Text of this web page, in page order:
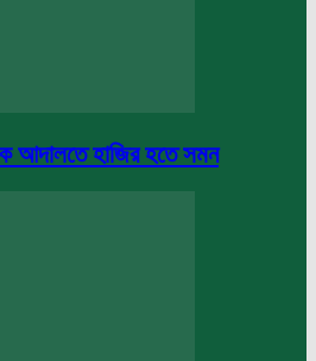
আদালতে হাজির হতে সমন